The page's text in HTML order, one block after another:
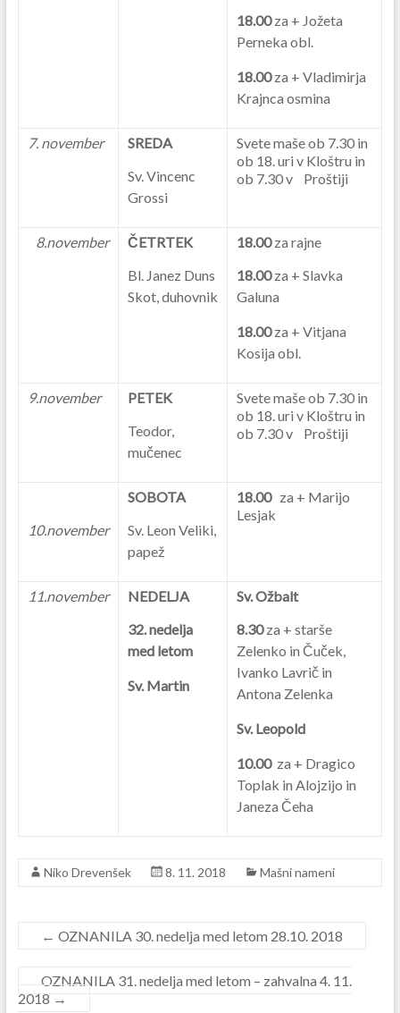
18.00za + Jožeta
Perneka obl.
18.00za + Vladimirja
Krajnca osmina
7. november
SREDA
Sv. Vincenc
Grossi
Svete maše ob 7.30 in
ob 18. uri v Kloštru in
ob 7.30 v Proštiji
8.november
ČETRTEK
Bl. Janez Duns
Skot, duhovnik
18.00za rajne
18.00za + Slavka
Galuna
18.00za + Vitjana
Kosija obl.
9.november
PETEK
Teodor,
mučenec
Svete maše ob 7.30 in
ob 18. uri v Kloštru in
ob 7.30 v Proštiji
10.november
SOBOTA
Sv. Leon Veliki,
papež
18.00 za + Marijo
Lesjak
11.november
NEDELJA
32. nedelja
med letom
Sv. Martin
Sv. Ožbalt
8.30za + starše
Zelenko in Čuček,
Ivanko Lavrič in
Antona Zelenka
Sv. Leopold
10.00za + Dragico
Toplak in Alojzijo in
Janeza Čeha
Niko Drevenšek 8. 11. 2018 Mašni nameni
← OZNANILA 30. nedelja med letom 28.10. 2018
OZNANILA 31. nedelja med letom – zahvalna 4. 11.
2018 →